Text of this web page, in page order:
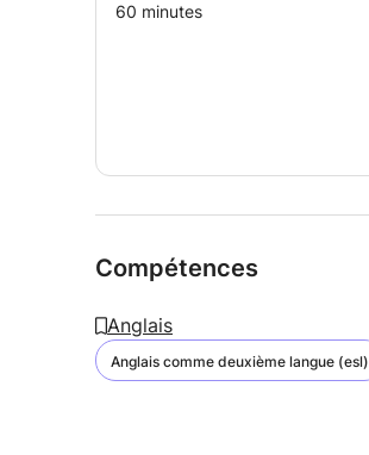
60 minutes
Compétences
Anglais
Anglais comme deuxième langue (esl)